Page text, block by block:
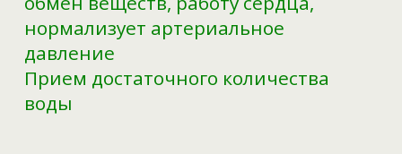
нормализует артериальное
давление
Прием достаточного количества
воды